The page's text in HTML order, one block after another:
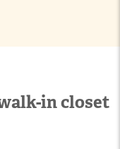
in closet